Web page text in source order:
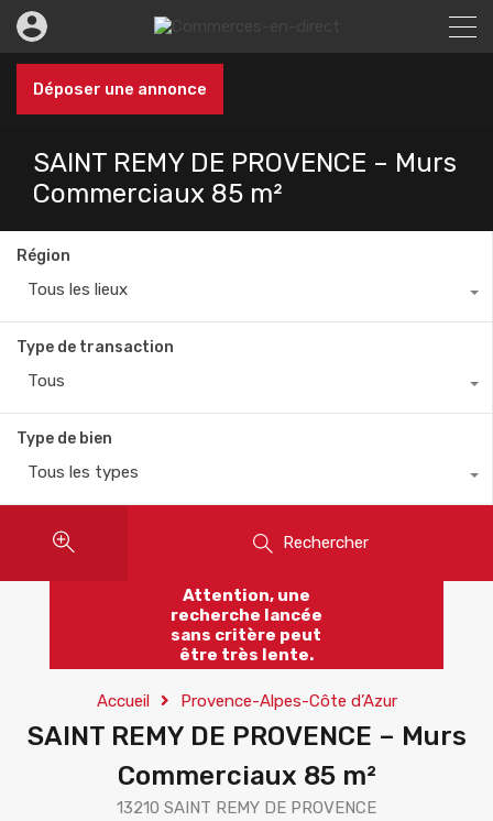
Déposer une annonce
SAINT REMY DE PROVENCE – Murs
Commerciaux 85 m²
Région
Tous les lieux
Type de transaction
Tous
Type de bien
Tous les types
Rechercher
Attention, une
recherche lancée
sans critère peut
être très lente.
Accueil Provence-Alpes-Côte d’Azur
SAINT REMY DE PROVENCE – Murs
Commerciaux 85 m²
13210 SAINT REMY DE PROVENCE